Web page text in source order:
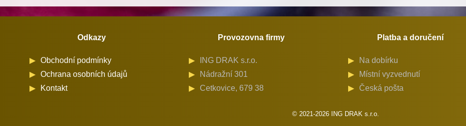
Minerva
množství
Minerva
množství
Odkazy
Obchodní podmínky
Ochrana osobních údajů
Kontakt
Provozovna firmy
ING DRAK s.r.o.
Nádražní 301
Cetkovice, 679 38
Platba a doručení
Na dobírku
Místní vyzvednutí
Česká pošta
© 2021-2026 ING DRAK s.r.o.